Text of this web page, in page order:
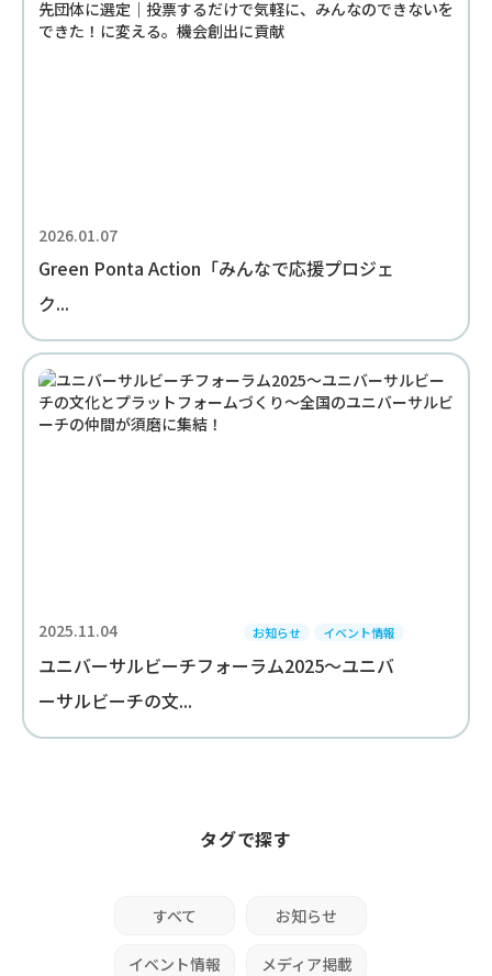
2026.01.07
Green Ponta Action「みんなで応援プロジェ
ク...
2025.11.04 お知らせ イベント情報
ユニバーサルビーチフォーラム2025～ユニバ
ーサルビーチの文...
タグで探す
すべて お知らせ
イベント情報 メディア掲載